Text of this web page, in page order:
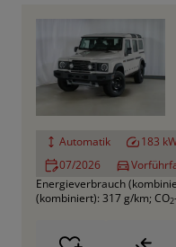
Automatik 183
07/2026
Energieverbrauch
(kombiniert): 317 g/km; CO2